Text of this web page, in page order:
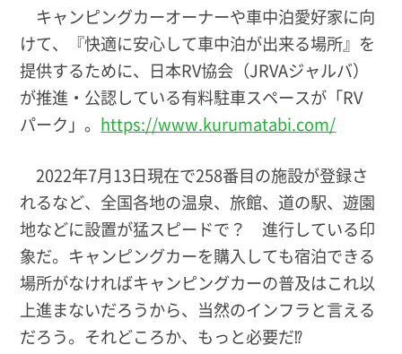
キャンピングカーオーナーや車中泊愛好家に向
けて、『快適に安心して車中泊が出来る場所』を
提供するために、日本RV協会（JRVAジャルバ）
が推進・公認している有料駐車スペースが「RV
パーク」。 https://www.kurumatabi.com/
2022年7月13日現在で258番目の施設が登録さ
れるなど、全国各地の温泉、旅館、道の駅、遊園
地などに設置が猛スピードで？ 進行している印
象だ。キャンピングカーを購入しても宿泊できる
場所がなければキャンピングカーの普及はこれ以
上進まないだろうから、当然のインフラと言える
だろう。それどころか、もっと必要だ⁉︎